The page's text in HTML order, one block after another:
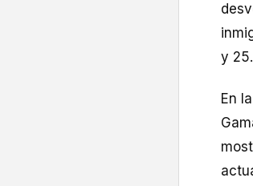
y
En